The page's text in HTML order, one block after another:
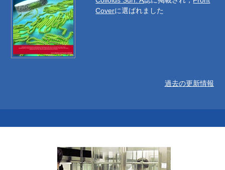
Coverに選ばれました
過去の更新情報